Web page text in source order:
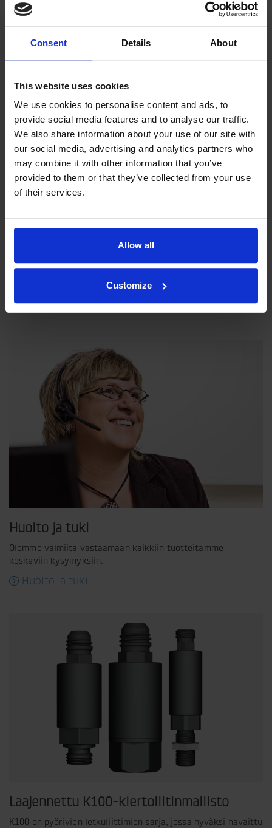
Consent Details About
This website uses cookies
We use cookies to personalise content and ads, to
provide social media features and to analyse our traffic.
We also share information about your use of our site with
our social media, advertising and analytics partners who
may combine it with other information that you’ve
provided to them or that they’ve collected from your use
of their services.
Allow all
Customize
Huolto ja tuki
Olemme valmiita vastaamaan kaikkiin tuotteitamme
koskeviin kysymyksiin.
Huolto ja tuki
Laajennettu K100-kiertoliitinmallisto
K100 on pyörivien letkuliittimien sarja, jossa hyväksi havaittu